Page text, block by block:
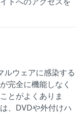
ルウェアに感染する
完全に機能しなく
とがよくありま
、DVDや外付けハ